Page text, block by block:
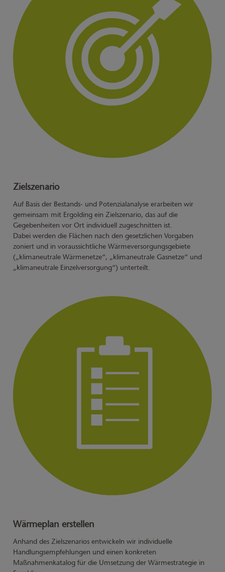
Zielszenario
Auf Basis der Bestands- und Potenzialanalyse erarbeiten wir
gemeinsam mit Ergolding ein Zielszenario, das auf die
Gegebenheiten vor Ort individuell zugeschnitten ist.
Dabei werden die Flächen nach den gesetzlichen Vorgaben
zoniert und in voraussichtliche Wärmeversorgungsgebiete
(„klimaneutrale Wärmenetze“, „klimaneutrale Gasnetze“ und
„klimaneutrale Einzelversorgung“) unterteilt.
Wärmeplan erstellen
Anhand des Zielszenarios entwickeln wir individuelle
Handlungsempfehlungen und einen konkreten
Maßnahmenkatalog für die Umsetzung der Wärmestrategie in